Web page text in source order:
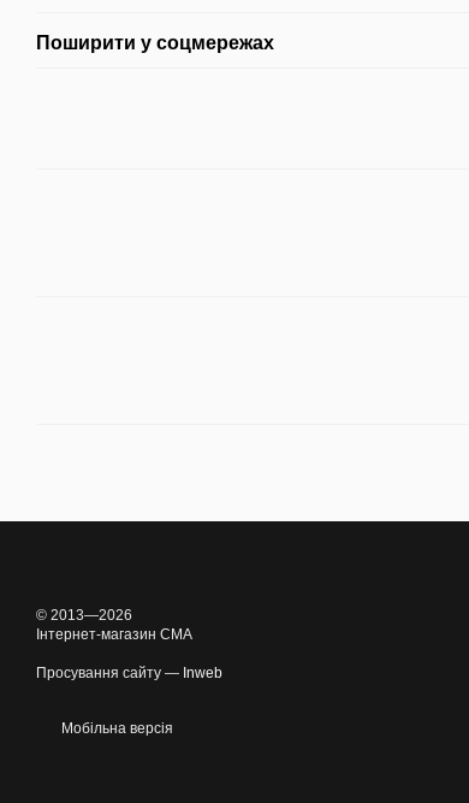
Поширити у соцмережах
© 2013—2026
Інтернет-магазин CMA
Просування сайту — Inweb
Мобільна версія